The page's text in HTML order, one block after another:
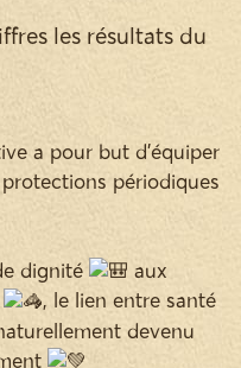
les résultats du
a pour but d’équiper
périodiques
dignité
aux
, le lien entre santé
devenu